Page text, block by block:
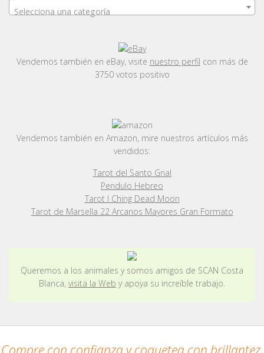
Selecciona una categoría
Vendemos también en eBay, visite nuestro perfil con más de
3750 votos positivo
Vendemos también en Amazon, mire nuestros artículos más
vendidos:
Tarot del Santo Grial
Pendulo Hebreo
Tarot I Ching Dead Moon
Tarot de Marsella 22 Arcanos Mayores Gran Formato
Queremos a los animales y somos amigos de SCAN Costa
Blanca, visita la Web y apoya su increíble trabajo.
Compre con confianza y coquetea con brillantez,